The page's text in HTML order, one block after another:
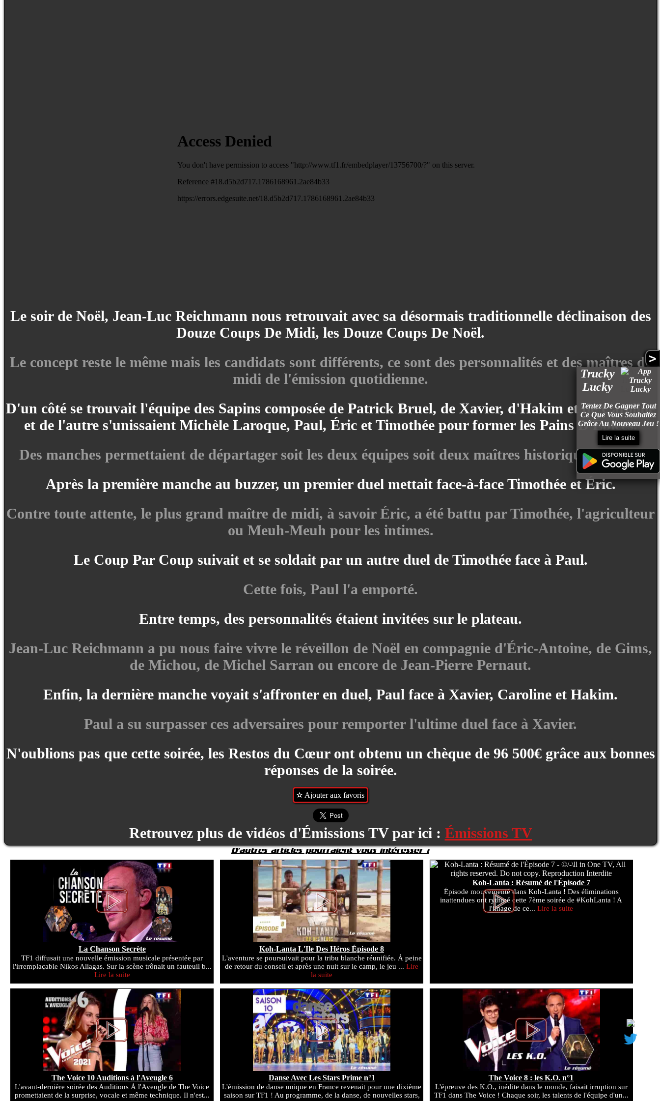
>
Trucky
Lucky
Tentez De Gagner Tout
Ce Que Vous Souhaitez
Grâce Au Nouveau Jeu !
Lire la suite
Le soir de Noël, Jean-Luc Reichmann nous retrouvait avec sa désormais traditionnelle déclinaison des
Douze Coups De Midi, les Douze Coups De Noël.
Le concept reste le même mais les candidats sont différents, ce sont des personnalités et des maîtres de
midi de l'émission quotidienne.
D'un côté se trouvait l'équipe des Sapins composée de Patrick Bruel, de Xavier, d'Hakim et de Caroline
et de l'autre s'unissaient Michèle Laroque, Paul, Éric et Timothée pour former les Pains D'Épices.
Des manches permettaient de départager soit les deux équipes soit deux maîtres historiques du jeu.
Après la première manche au buzzer, un premier duel mettait face-à-face Timothée et Éric.
Contre toute attente, le plus grand maître de midi, à savoir Éric, a été battu par Timothée, l'agriculteur
ou Meuh-Meuh pour les intimes.
Le Coup Par Coup suivait et se soldait par un autre duel de Timothée face à Paul.
Cette fois, Paul l'a emporté.
Entre temps, des personnalités étaient invitées sur le plateau.
Jean-Luc Reichmann a pu nous faire vivre le réveillon de Noël en compagnie d'Éric-Antoine, de Gims,
de Michou, de Michel Sarran ou encore de Jean-Pierre Pernaut.
Enfin, la dernière manche voyait s'affronter en duel, Paul face à Xavier, Caroline et Hakim.
Paul a su surpasser ces adversaires pour remporter l'ultime duel face à Xavier.
N'oublions pas que cette soirée, les Restos du Cœur ont obtenu un chèque de 96 500€ grâce aux bonnes
réponses de la soirée.
Ajouter aux favoris
Retrouvez plus de vidéos d'Émissions TV par ici : Émissions TV
D'autres articles pourraient vous intéresser :
La Chanson Secrète
TF1 diffusait une nouvelle émission musicale présentée par
l'irremplaçable Nikos Aliagas. Sur la scène trônait un fauteuil b...
Lire la suite
Koh-Lanta L'Ile Des Héros Épisode 8
L'aventure se poursuivait pour la tribu blanche réunifiée. À peine
de retour du conseil et après une nuit sur le camp, le jeu ...Lire
la suite
Koh-Lanta : Résumé de l'Épisode 7
Épisode mouvementé dans Koh-Lanta ! Des éliminations
inattendues ont rythmé cette 7ème soirée de #KohLanta ! A
l'image de ce...Lire la suite
The Voice 10 Auditions à l'Aveugle 6
L'avant-dernière soirée des Auditions À l'Aveugle de The Voice
promettaient de la surprise, vocale et même technique. Il n'est...
Danse Avec Les Stars Prime n°1
L'émission de danse unique en France revenait pour une dixième
saison sur TF1 ! Au programme, de la danse, de nouvelles stars,
The Voice 8 : les K.O. n°1
L'épreuve des K.O., inédite dans le monde, faisait irruption sur
TF1 dans The Voice ! Chaque soir, les talents de l'équipe d'un...